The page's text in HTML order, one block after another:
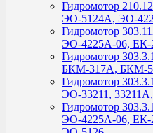
Гидромотор
ЭО-5124А, ЭО-
Гидромотор
ЭО-4225А-06, ЕК-
Гидромотор
БКМ-317А, БКМ-
Гидромотор
ЭО-33211,
Гидромотор
ЭО-4225А-06, ЕК-